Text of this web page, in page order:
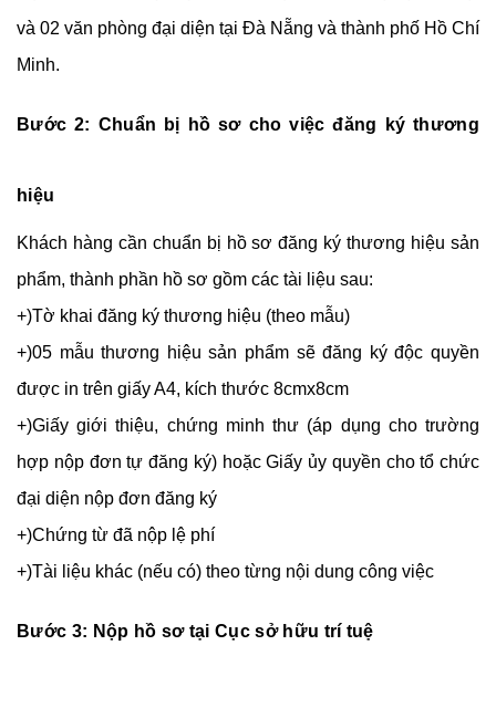
và 02 văn phòng đại diện tại Đà Nẵng và thành phố Hồ Chí
Minh.
Bước 2: Chuẩn bị hồ sơ cho việc đăng ký thương
hiệu
Khách hàng cần chuẩn bị hồ sơ đăng ký thương hiệu sản
phẩm, thành phần hồ sơ gồm các tài liệu sau:
+)Tờ khai đăng ký thương hiệu (theo mẫu)
+)05 mẫu thương hiệu sản phẩm sẽ đăng ký độc quyền
được in trên giấy A4, kích thước 8cmx8cm
+)Giấy giới thiệu, chứng minh thư (áp dụng cho trường
hợp nộp đơn tự đăng ký) hoặc Giấy ủy quyền cho tổ chức
đại diện nộp đơn đăng ký
+)Chứng từ đã nộp lệ phí
+)Tài liệu khác (nếu có) theo từng nội dung công việc
Bước 3: Nộp hồ sơ tại Cục sở hữu trí tuệ